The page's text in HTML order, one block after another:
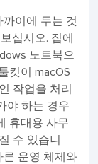
까이에 두는 것
십시오. 집에
노트북으
킷이 macOS
작업을 처리
야 하는 경우
휴대용 사무
수 있습니
른 운영 체제와